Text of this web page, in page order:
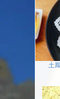
土